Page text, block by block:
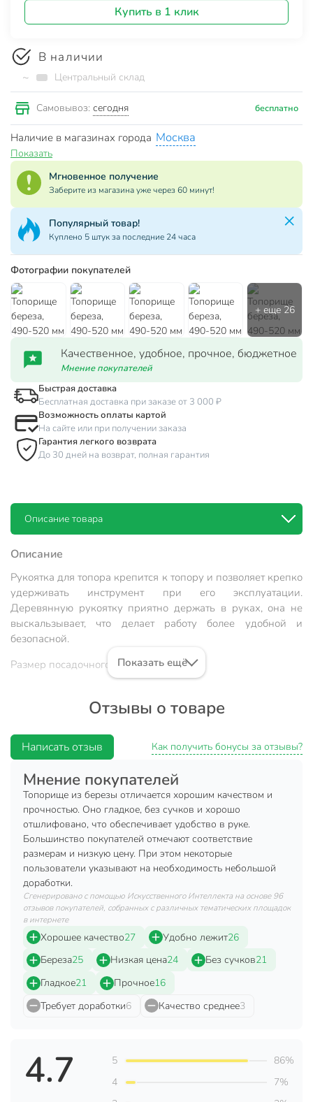
Купить в 1 клик
В наличии
~ Центральный склад
Самовывоз: сегодня бесплатно
Наличие в магазинах города Москва
Показать
Мгновенное получение
Заберите из магазина уже через 60 минут!
Популярный товар!
Куплено 5 штук за последние 24 часа
Фотографии покупателей
Качественное, удобное, прочное, бюджетное
Мнение покупателей
Быстрая доставка
Бесплатная доставка при заказе от 3 000 ₽
Возможность оплаты картой
На сайте или при получении заказа
Гарантия легкого возврата
До 30 дней на возврат, полная гарантия
Описание товара
Описание
Рукоятка для топора крепится к топору и позволяет крепко
удерживать инструмент при его эксплуатации.
Деревянную рукоятку приятно держать в руках, она не
выскальзывает, что делает работу более удобной и
безопасной.
Размер посадочного места: 30х50 мм.
береза
Покрытие
без покрытия
Габариты упаковки
3 x 6 x 50 см
Показать ещё
Отзывы о товаре
Написать отзыв Как получить бонусы за отзывы?
Мнение покупателей
Топорище из березы отличается хорошим качеством и
прочностью. Оно гладкое, без сучков и хорошо
отшлифовано, что обеспечивает удобство в руке.
Большинство покупателей отмечают соответствие
размерам и низкую цену. При этом некоторые
пользователи указывают на необходимость небольшой
доработки.
Сгенерировано с помощью Искусственного Интеллекта на основе 96
отзывов покупателей, собранных с различных тематических площадок
в интернете
Хорошее качество27 Удобно лежит26
Береза25 Низкая цена24 Без сучков21
Гладкое21 Прочное16
Требует доработки6 Качество среднее3
4.7 5
86%
4
7%